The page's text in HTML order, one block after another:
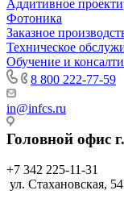
Аддитивное
Фотоника
Заказное
Техническое
Обучение и
8 800 222-77-59
in@infcs.ru
Головной офис
+7 342 225-11-31
ул. Стахановская,